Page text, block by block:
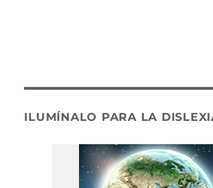
ILUMÍNALO PARA LA